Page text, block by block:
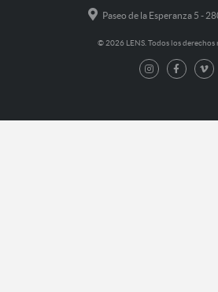
Paseo de la Esperanza 5 -
© 2026 LENS. Todos los derechos